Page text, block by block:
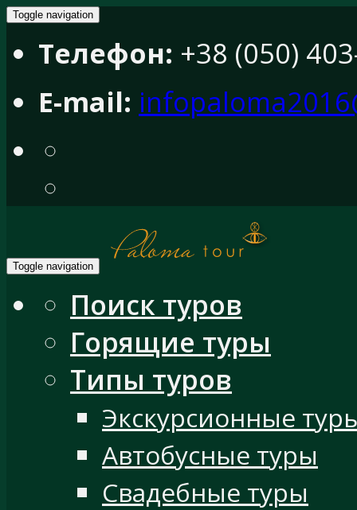
Toggle navigation
Телефон: +38 (050)
E-mail:
Toggle navigation
Поиск туров
Горящие туры
Типы туров
Экскурсионные
Автобусные туры
Свадебные туры